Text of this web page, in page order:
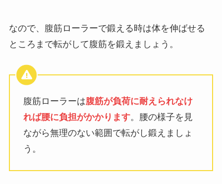
なので、腹筋ローラーで鍛える時は体を伸ばせる
ところまで転がして腹筋を鍛えましょう。
腹筋ローラーは腹筋が負荷に耐えられなけ
れば腰に負担がかかります。腰の様子を見
ながら無理のない範囲で転がし鍛えましょ
う。